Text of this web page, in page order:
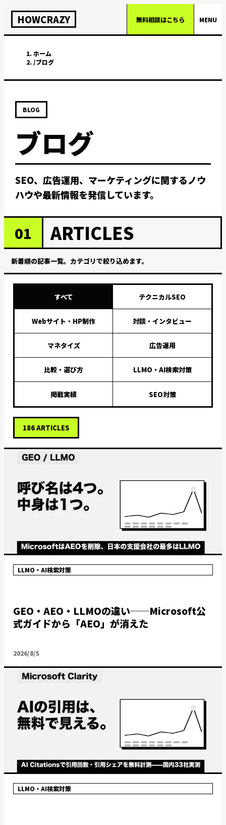
HOWCRAZY 無料相談はこちら MENU
ホーム
/ブログ
BLOG
ブログ
SEO、広告運用、マーケティングに関するノウ
ハウや最新情報を発信しています。
01 ARTICLES
新着順の記事一覧。カテゴリで絞り込めます。
すべて テクニカルSEO
Webサイト・HP制作 対談・インタビュー
マネタイズ 広告運用
比較・選び方 LLMO・AI検索対策
掲載実績 SEO対策
186ARTICLES
LLMO・AI検索対策
GEO・AEO・LLMOの違い──Microsoft公
式ガイドから「AEO」が消えた
2026/8/5
LLMO・AI検索対策